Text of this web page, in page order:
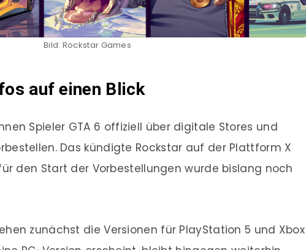
Bild: Rockstar Games
auf einen Blick
Spieler GTA 6 offiziell über digitale Stores und
Das kündigte Rockstar auf der Plattform X
den Start der Vorbestellungen wurde bislang noch
zunächst die Versionen für PlayStation 5 und Xbox